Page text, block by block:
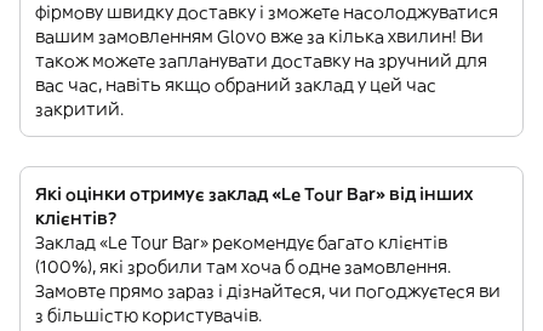
фірмову швидку доставку і зможете насолоджуватися
вашим замовленням Glovo вже за кілька хвилин! Ви
також можете запланувати доставку на зручний для
вас час, навіть якщо обраний заклад у цей час
закритий.
Які оцінки отримує заклад «Le Tour Bar» від інших
клієнтів?
Заклад «Le Tour Bar» рекомендує багато клієнтів
(100%), які зробили там хоча б одне замовлення.
Замовте прямо зараз і дізнайтеся, чи погоджуєтеся ви
з більшістю користувачів.